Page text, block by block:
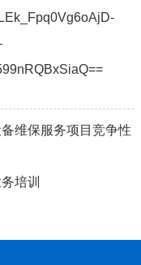
==
维保服务项目竞争性
培训